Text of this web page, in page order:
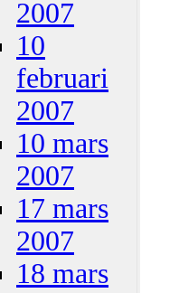
2007
10
februari
2007
10 mars
2007
17 mars
2007
18 mars